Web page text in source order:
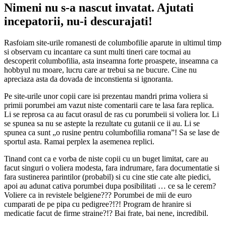
Nimeni nu s-a nascut invatat. Ajutati
incepatorii, nu-i descurajati!
Rasfoiam site-urile romanesti de columbofilie aparute in ultimul timp
si observam cu incantare ca sunt multi tineri care tocmai au
descoperit columbofilia, asta inseamna forte proaspete, inseamna ca
hobbyul nu moare, lucru care ar trebui sa ne bucure. Cine nu
apreciaza asta da dovada de inconstienta si ignoranta.
Pe site-urile unor copii care isi prezentau mandri prima voliera si
primii porumbei am vazut niste comentarii care te lasa fara replica.
Li se reprosa ca au facut orasul de ras cu porumbeii si voliera lor. Li
se spunea sa nu se astepte la rezultate cu gutanii ce ii au. Li se
spunea ca sunt „o rusine pentru columbofilia romana”! Sa se lase de
sportul asta. Ramai perplex la asemenea replici.
Tinand cont ca e vorba de niste copii cu un buget limitat, care au
facut singuri o voliera modesta, fara indrumare, fara documentatie si
fara sustinerea parintilor (probabil) si cu cine stie cate alte piedici,
apoi au adunat cativa porumbei dupa posibilitati … ce sa le cerem?
Voliere ca in revistele belgiene??? Porumbei de mii de euro
cumparati de pe pipa cu pedigree?!?! Program de hranire si
medicatie facut de firme straine?!? Bai frate, bai nene, incredibil.